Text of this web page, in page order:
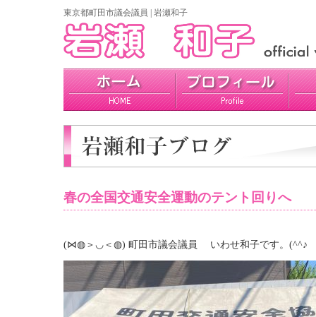
東京都町田市議会議員 | 岩瀬和子
プロフィール 政策 活動報告
春の全国交通安全運動のテント回りへ
(⋈◍＞◡＜◍) 町田市議会議員 いわせ和子です。(^^♪